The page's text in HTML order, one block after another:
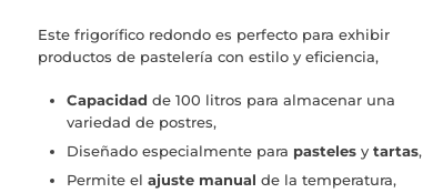
Este frigorífico redondo es perfecto para exhibir
productos de pastelería con estilo y eficiencia,
Capacidad de 100 litros para almacenar una
variedad de postres,
Diseñado especialmente para pastelesy tartas,
Permite el ajuste manual de la temperatura,